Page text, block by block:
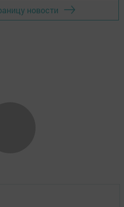
новости